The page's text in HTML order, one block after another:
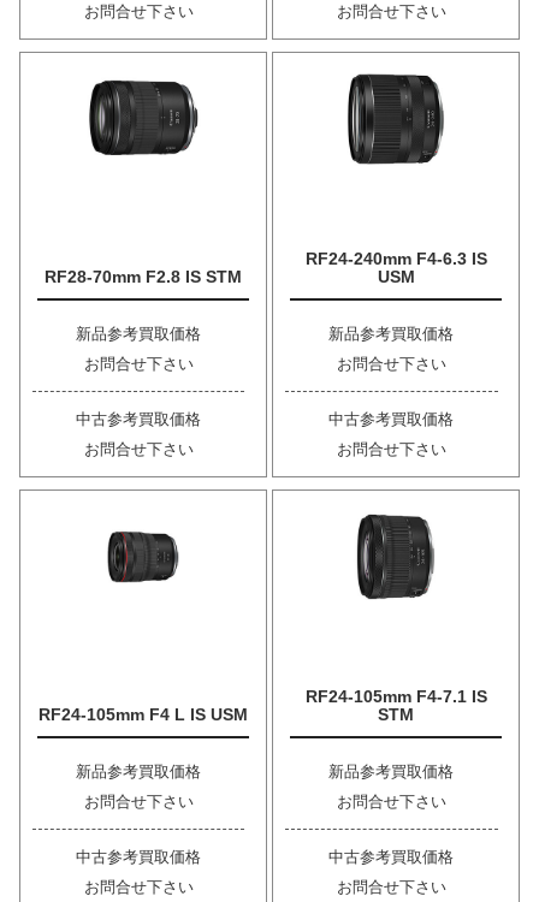
お問合せ下さい
お問合せ下さい
RF28-70mm F2.8 IS STM
新品参考買取価格
お問合せ下さい
中古参考買取価格
お問合せ下さい
RF24-240mm F4-6.3 IS
USM
新品参考買取価格
お問合せ下さい
中古参考買取価格
お問合せ下さい
RF24-105mm F4 L IS USM
新品参考買取価格
お問合せ下さい
中古参考買取価格
お問合せ下さい
RF24-105mm F4-7.1 IS
STM
新品参考買取価格
お問合せ下さい
中古参考買取価格
お問合せ下さい